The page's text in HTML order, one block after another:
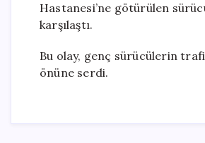
Hastanesi’ne götürülen
karşılaştı.
Bu olay, genç sürücülerin
önüne serdi.